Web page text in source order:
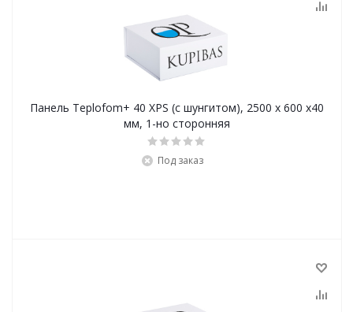
Панель Teplofom+ 40 XPS (с шунгитом), 2500 х 600 х40
мм, 1-но сторонняя
Под заказ